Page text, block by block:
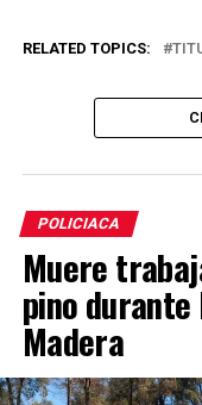
RELATED TOPICS:
POLICIACA
Muere
pino
Madera